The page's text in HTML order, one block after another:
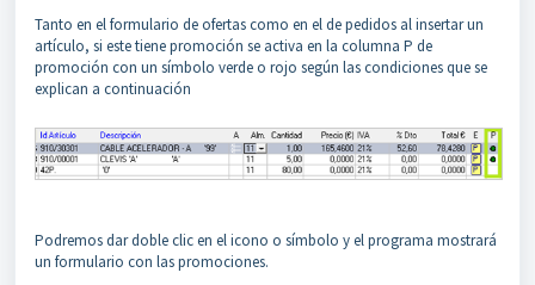
Tanto en el formulario de ofertas como en el de pedidos al insertar un
artículo, si este tiene promoción se activa en la columna P de
promoción con un símbolo verde o rojo según las condiciones que se
explican a continuación
Podremos dar doble clic en el icono o símbolo y el programa mostrará
un formulario con las promociones.